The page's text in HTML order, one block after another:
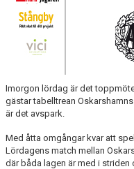
Imorgon lördag är det
gästar tabelltrean
är det avspark.
Med åtta omgångar kvar att
Lördagens match mellan
där båda lagen är med i